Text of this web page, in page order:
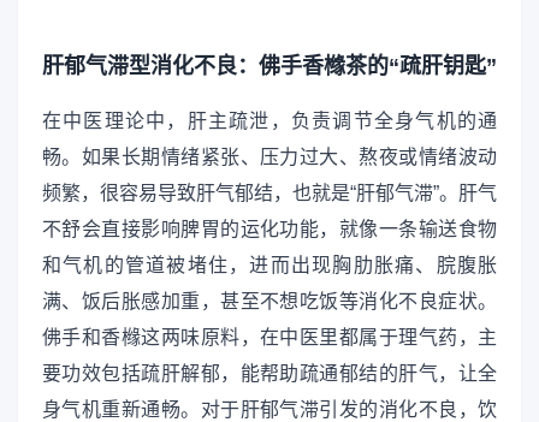
肝郁气滞型消化不良：佛手香橼茶的“疏肝钥匙”
在中医理论中，肝主疏泄，负责调节全身气机的通
畅。如果长期情绪紧张、压力过大、熬夜或情绪波动
频繁，很容易导致肝气郁结，也就是“肝郁气滞”。肝气
不舒会直接影响脾胃的运化功能，就像一条输送食物
和气机的管道被堵住，进而出现胸肋胀痛、脘腹胀
满、饭后胀感加重，甚至不想吃饭等消化不良症状。
佛手和香橼这两味原料，在中医里都属于理气药，主
要功效包括疏肝解郁，能帮助疏通郁结的肝气，让全
身气机重新通畅。对于肝郁气滞引发的消化不良，饮